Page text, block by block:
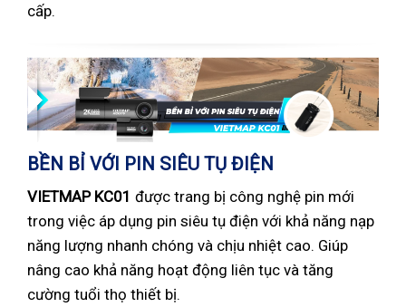
cấp.
BỀN BỈ VỚI PIN SIÊU TỤ ĐIỆN
VIETMAP KC01 được trang bị công nghệ pin mới
trong việc áp dụng pin siêu tụ điện với khả năng nạp
năng lượng nhanh chóng và chịu nhiệt cao. Giúp
nâng cao khả năng hoạt động liên tục và tăng
cường tuổi thọ thiết bị.